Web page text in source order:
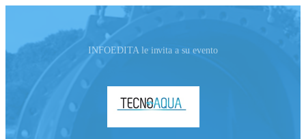
INFOEDITA le invita a su evento